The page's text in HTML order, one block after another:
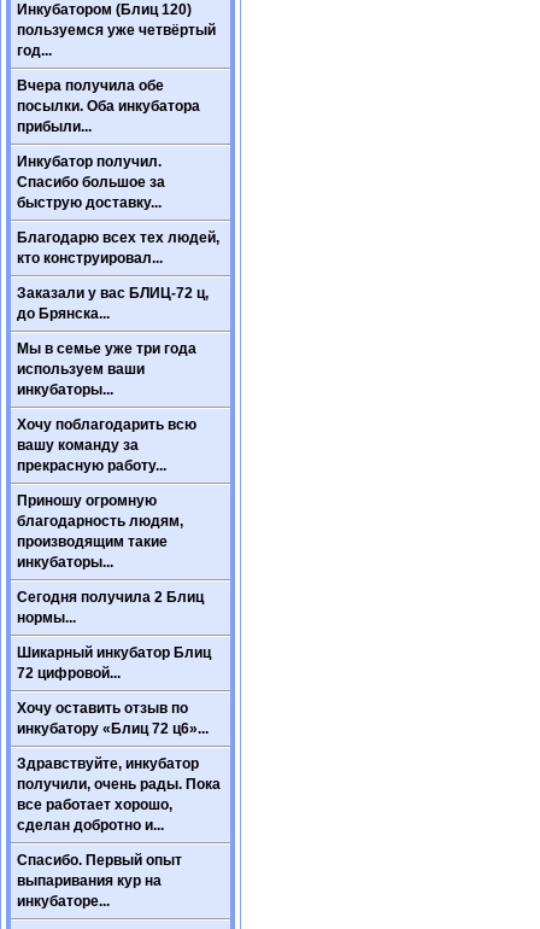
Инкубатором (Блиц 120)
пользуемся уже четвёртый
год...
Вчера получила обе
посылки. Оба инкубатора
прибыли...
Инкубатор получил.
Спасибо большое за
быструю доставку...
Благодарю всех тех людей,
кто конструировал...
Заказали у вас БЛИЦ-72 ц,
до Брянска...
Мы в семье уже три года
используем ваши
инкубаторы...
Хочу поблагодарить всю
вашу команду за
прекрасную работу...
Приношу огромную
благодарность людям,
производящим такие
инкубаторы...
Сегодня получила 2 Блиц
нормы...
Шикарный инкубатор Блиц
72 цифровой...
Хочу оставить отзыв по
инкубатору «Блиц 72 ц6»...
Здравствуйте, инкубатор
получили, очень рады. Пока
все работает хорошо,
сделан добротно и...
Спасибо. Первый опыт
выпаривания кур на
инкубаторе...